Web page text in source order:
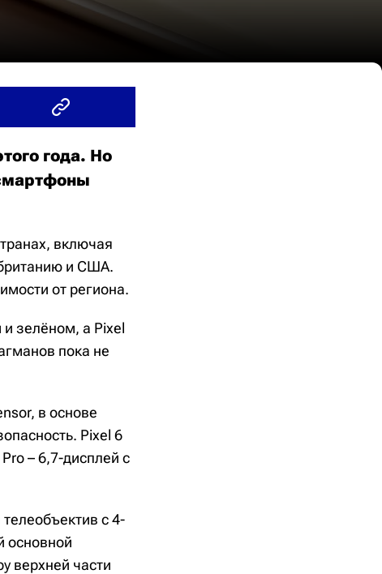
года. Но
включая
и США.
от региона.
и зелёном, а Pixel
пока не
в основе
Pixel 6
– 6,7-дисплей с
с 4-
основной
верхней части